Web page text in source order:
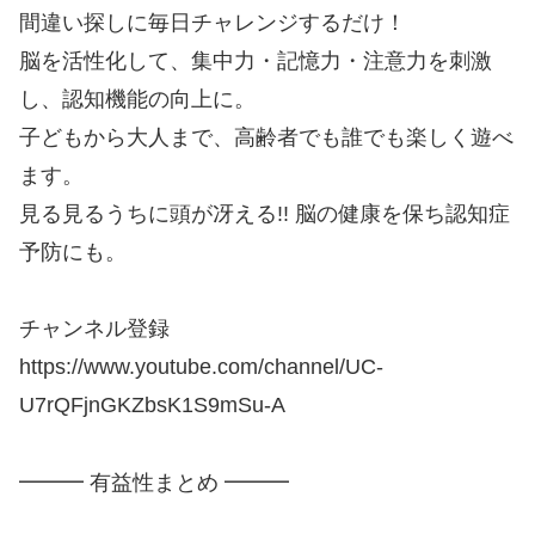
間違い探しに毎日チャレンジするだけ！
脳を活性化して、集中力・記憶力・注意力を刺激
し、認知機能の向上に。
子どもから大人まで、高齢者でも誰でも楽しく遊べ
ます。
見る見るうちに頭が冴える!! 脳の健康を保ち認知症
予防にも。
チャンネル登録
https://www.youtube.com/channel/UC-
U7rQFjnGKZbsK1S9mSu-A
━━━ 有益性まとめ ━━━